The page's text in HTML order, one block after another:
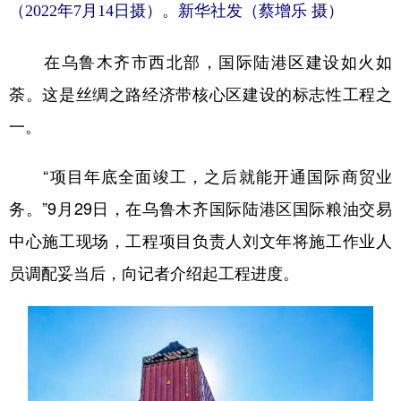
Русский язык 日本語 한국어
Deutsch Português
（2022年7月14日摄）。新华社发（蔡增乐 摄）
在乌鲁木齐市西北部，国际陆港区建设如火如
荼。这是丝绸之路经济带核心区建设的标志性工程之
一。
“项目年底全面竣工，之后就能开通国际商贸业
务。”9月29日，在乌鲁木齐国际陆港区国际粮油交易
中心施工现场，工程项目负责人刘文年将施工作业人
员调配妥当后，向记者介绍起工程进度。